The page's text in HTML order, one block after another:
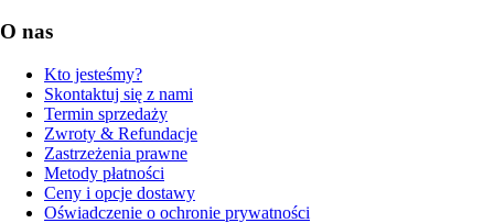
O nas
Kto jesteśmy?
Skontaktuj się z nami
Termin sprzedaży
Zwroty & Refundacje
Zastrzeżenia prawne
Metody płatności
Ceny i opcje dostawy
Oświadczenie o ochronie prywatności